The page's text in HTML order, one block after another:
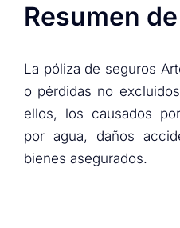
Resumen
La póliza de seguros
o pérdidas no
ellos, los causados
por agua, daños
bienes asegurados.